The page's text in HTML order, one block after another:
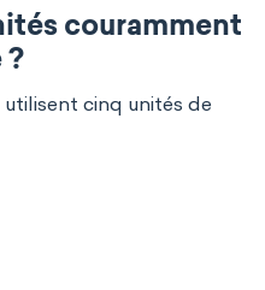
couramment
?
utilisent cinq unités de